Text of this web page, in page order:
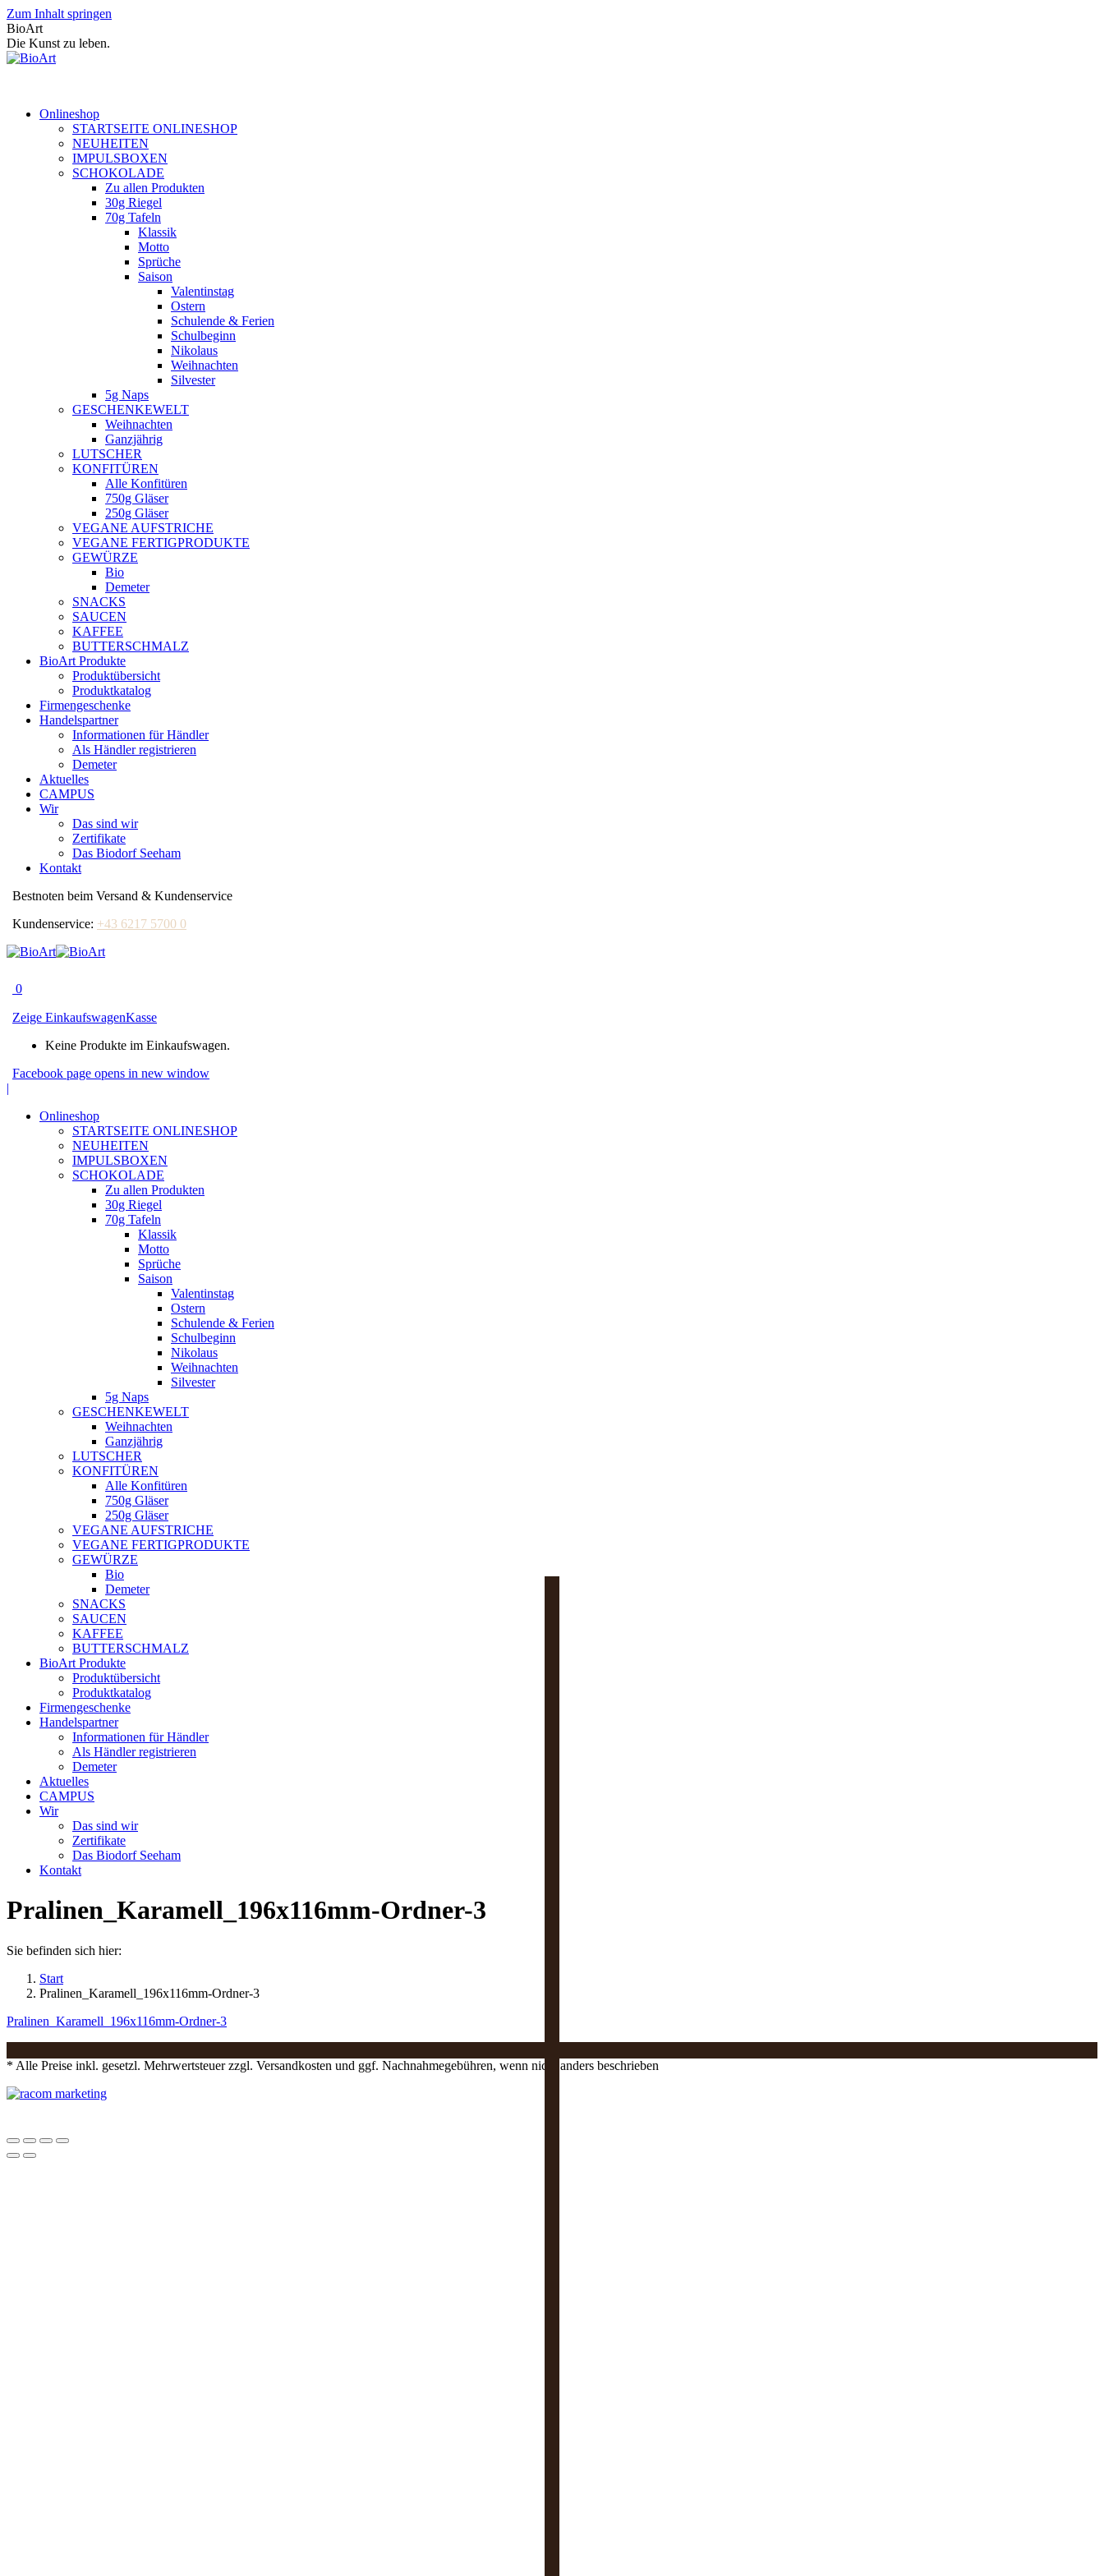
Zum Inhalt springen
BioArt
Die Kunst zu leben.
Onlineshop
STARTSEITE ONLINESHOP
NEUHEITEN
IMPULSBOXEN
SCHOKOLADE
Zu allen Produkten
30g Riegel
70g Tafeln
Klassik
Motto
Sprüche
Saison
Valentinstag
Ostern
Schulende & Ferien
Schulbeginn
Nikolaus
Weihnachten
Silvester
5g Naps
GESCHENKEWELT
Weihnachten
Ganzjährig
LUTSCHER
KONFITÜREN
Alle Konfitüren
750g Gläser
250g Gläser
VEGANE AUFSTRICHE
VEGANE FERTIGPRODUKTE
GEWÜRZE
Bio
Demeter
SNACKS
SAUCEN
KAFFEE
BUTTERSCHMALZ
BioArt Produkte
Produktübersicht
Produktkatalog
Firmengeschenke
Handelspartner
Informationen für Händler
Als Händler registrieren
Demeter
Aktuelles
CAMPUS
Wir
Das sind wir
Zertifikate
Das Biodorf Seeham
Kontakt
Bestnoten beim Versand & Kundenservice
Kundenservice: +43 6217 5700 0
0
Zeige EinkaufswagenKasse
Keine Produkte im Einkaufswagen.
Facebook page opens in new window
|
Onlineshop
STARTSEITE ONLINESHOP
NEUHEITEN
IMPULSBOXEN
SCHOKOLADE
Zu allen Produkten
30g Riegel
70g Tafeln
Klassik
Motto
Sprüche
Saison
Valentinstag
Ostern
Schulende & Ferien
Schulbeginn
Nikolaus
Weihnachten
Silvester
5g Naps
GESCHENKEWELT
Weihnachten
Ganzjährig
LUTSCHER
KONFITÜREN
Alle Konfitüren
750g Gläser
250g Gläser
VEGANE AUFSTRICHE
VEGANE FERTIGPRODUKTE
GEWÜRZE
Bio
Demeter
SNACKS
SAUCEN
KAFFEE
BUTTERSCHMALZ
BioArt Produkte
Produktübersicht
Produktkatalog
Firmengeschenke
Handelspartner
Informationen für Händler
Als Händler registrieren
Demeter
Aktuelles
CAMPUS
Wir
Das sind wir
Zertifikate
Das Biodorf Seeham
Kontakt
Pralinen_Karamell_196x116mm-Ordner-3
Sie befinden sich hier:
Start
Pralinen_Karamell_196x116mm-Ordner-3
Pralinen_Karamell_196x116mm-Ordner-3
* Alle Preise inkl. gesetzl. Mehrwertsteuer zzgl. Versandkosten und ggf. Nachnahmegebühren, wenn nicht anders beschrieben